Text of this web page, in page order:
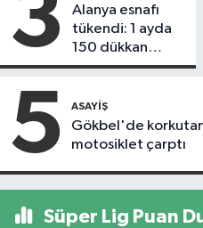
3
Alanya esnafı
tükendi: 1 ayda
150 dükkan
kapandı
5 ASAYIŞ
Gökbel'de korkutan
motosiklet çarptı
Süper Lig Puan